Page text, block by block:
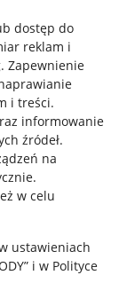
dostęp do
reklam i
. Zapewnienie
i treści.
informowanie
źródeł.
na
.
w celu
ustawieniach
i w Polityce